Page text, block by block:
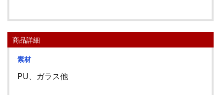
商品詳細
素材
PU、ガラス他